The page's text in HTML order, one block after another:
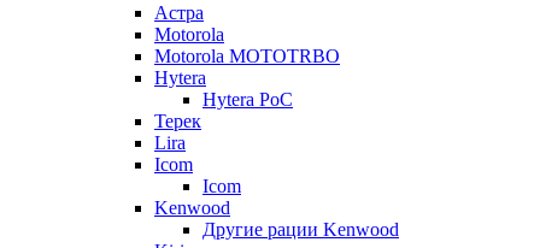
Астра
Motorola
Motorola MOTOTRBO
Hytera
Hytera PoC
Терек
Lira
Icom
Icom
Kenwood
Другие рации Kenwood